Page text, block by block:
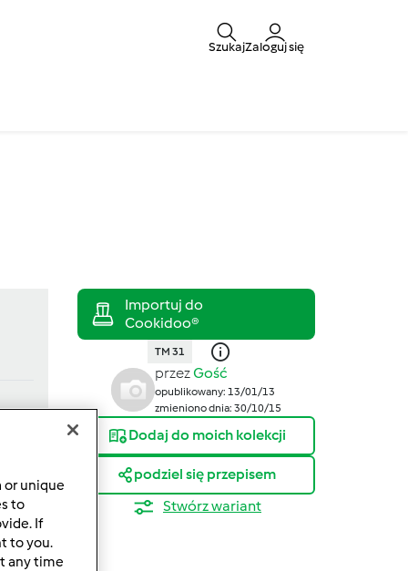
SzukajZaloguj się
TM 31
przezGość
opublikowany: 13/01/13
zmieniono dnia: 30/10/15
Dodaj do moich kolekcji
podziel się przepisem
Stwórz wariant
or unique
to
If
to you.
any time